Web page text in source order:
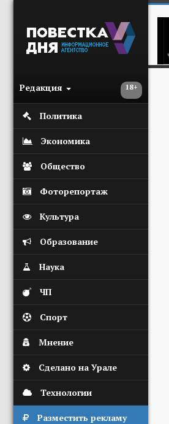
18+
Редакция
Политика
Экономика
Общество
Фоторепортаж
Культура
Образование
Наука
ЧП
Спорт
Мнение
Сделано на Урале
Технологии
Разместить рекламу